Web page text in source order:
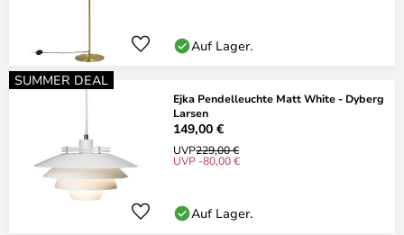
Auf Lager.
SUMMER DEAL
Ejka Pendelleuchte Matt White - Dyberg
Larsen
149,00 €
UVP229,00 €
UVP -80,00 €
Auf Lager.